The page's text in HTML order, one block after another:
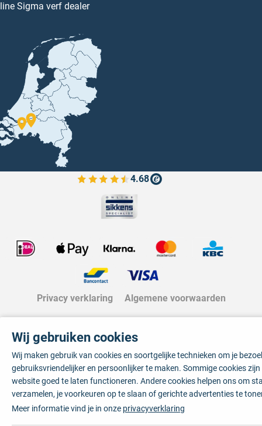
Sigma verf dealer
4.68
Bekijk de verfplaza beoordelingen
Privacy verklaring Algemene voorwaarden
Wij gebruiken cookies
Wij maken gebruik van cookies en soortgelijke technieken om je
gebruiksvriendelijker en persoonlijker te maken. Sommige cookies
website goed te laten functioneren. Andere cookies helpen ons om
verzamelen, je voorkeuren op te slaan of gerichte advertenties te
Meer informatie vind je in onze privacyverklaring